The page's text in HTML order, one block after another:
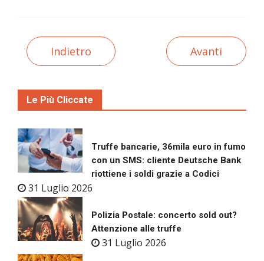
Indietro Avanti
Le Più Cliccate
Truffe bancarie, 36mila euro in fumo
con un SMS: cliente Deutsche Bank
riottiene i soldi grazie a Codici
31 Luglio 2026
Polizia Postale: concerto sold out?
Attenzione alle truffe
31 Luglio 2026